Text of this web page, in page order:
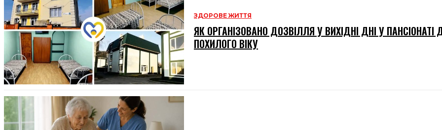
ЗДОРОВЕ ЖИТТЯ
ЯК ОРГАНІЗОВАНО ДОЗВІЛЛЯ У ВИХІДНІ ДНІ У
ПОХИЛОГО ВІКУ